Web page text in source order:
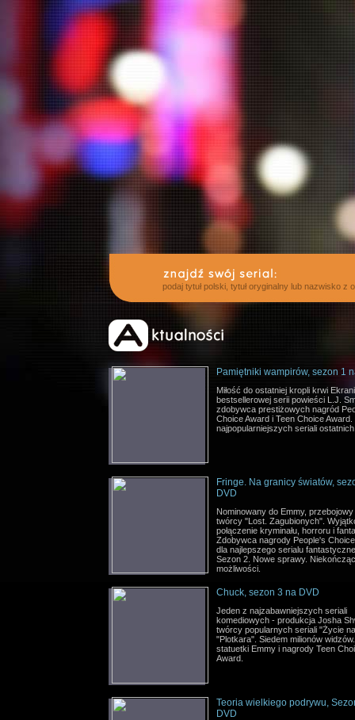
podaj tytuł polski, tytuł oryginalny lub nazwisko z
Pamiętniki wampirów, sezon 1
Miłość do ostatniej kropli krwi
bestsellerowej serii powieści L.J.
zdobywca prestiżowych nagród
Choice Award i Teen Choice
najpopularniejszych seriali
Fringe. Na granicy światów,
DVD
Nominowany do Emmy,
twórcy "Lost. Zagubionych".
połączenie kryminału, horroru i
Zdobywca nagrody People's
dla najlepszego serialu
Sezon 2. Nowe sprawy.
możliwości.
Chuck, sezon 3 na DVD
Jeden z najzabawniejszych seriali
komediowych - produkcja Josha
twórcy popularnych seriali "Życie
"Plotkara". Siedem milionów
statuetki Emmy i nagrody Teen
Award.
Teoria wielkiego podrywu,
DVD